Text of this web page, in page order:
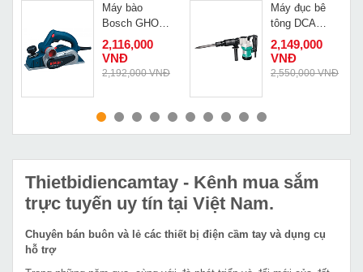
MUA NGAY
Máy bào
Bosch GHO
10-82
2,116,000
VNĐ
2,192,000 VNĐ
MUA NGAY
Máy đục bê
tông DCA
AZG6S
2,149,000
VNĐ
2,550,000 VNĐ
Thietbidiencamtay - Kênh mua sắm
trực tuyến uy tín tại Việt Nam.
Chuyên bán buôn và lẻ các thiết bị điện cầm tay và dụng cụ
hỗ trợ